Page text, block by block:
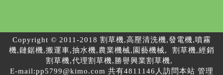
Copyright © 2011-2018 割草機,高壓清洗機,發電機,噴霧
機,鏈鋸機,搬運車,抽水機,農業機械,園藝機械, 割草機,經銷
割草機,代理割草機,勝譽興業割草機,
E-mail:pp5799@kimo.com 共有4811146人訪問本站 管理